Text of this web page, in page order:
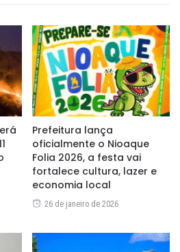
Prefeitura lança
oficialmente o Nioaque
Folia 2026, a festa vai
fortalece cultura, lazer e
economia local
26 de janeiro de 2026